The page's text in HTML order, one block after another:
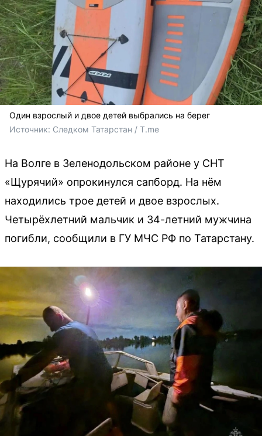
Один взрослый и двое детей выбрались на берег
Источник: Следком Татарстан / T.me
На Волге в Зеленодольском районе у СНТ
«Щурячий» опрокинулся сапборд. На нём
находились трое детей и двое взрослых.
Четырёхлетний мальчик и 34-летний мужчина
погибли, сообщили в ГУ МЧС РФ по Татарстану.